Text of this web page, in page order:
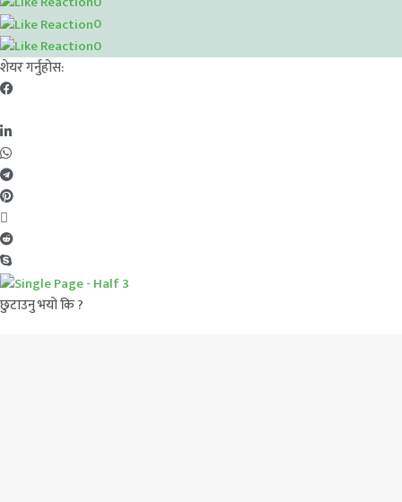
0
0
शेयर गर्नुहोस:
छुटाउनु भयो कि ?